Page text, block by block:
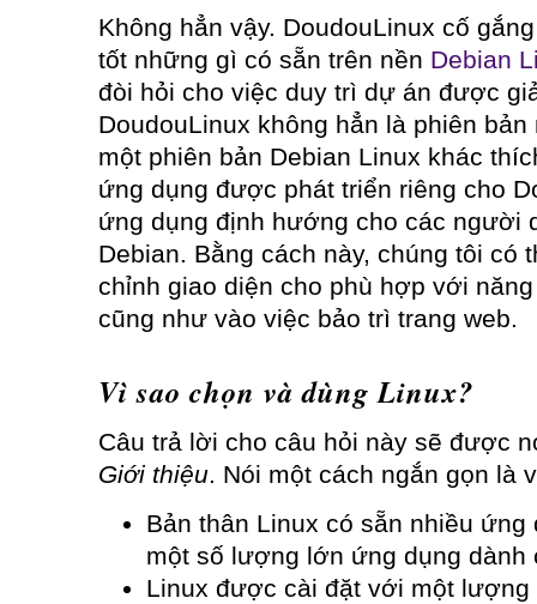
Không hẳn vậy. DoudouLinux cố
tốt những gì có sẵn trên nền Debian
đòi hỏi cho việc duy trì dự án được
DoudouLinux không hẳn là phiên
một phiên bản Debian Linux khác
ứng dụng được phát triển riêng cho
ứng dụng định hướng cho các người
Debian. Bằng cách này, chúng tôi có
chỉnh giao diện cho phù hợp với
cũng như vào việc bảo trì trang web.
Vì sao chọn và dùng Linux?
Câu trả lời cho câu hỏi này sẽ được
Giới thiệu. Nói một cách ngắn gọn là
Bản thân Linux có sẵn nhiều ứng
một số lượng lớn ứng dụng dành
Linux được cài đặt với một